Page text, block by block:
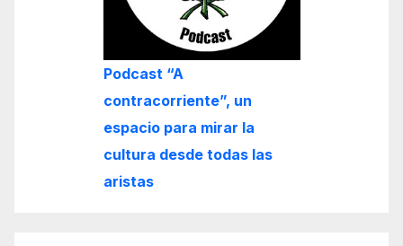
Podcast “A
contracorriente”, un
espacio para mirar la
cultura desde todas las
aristas